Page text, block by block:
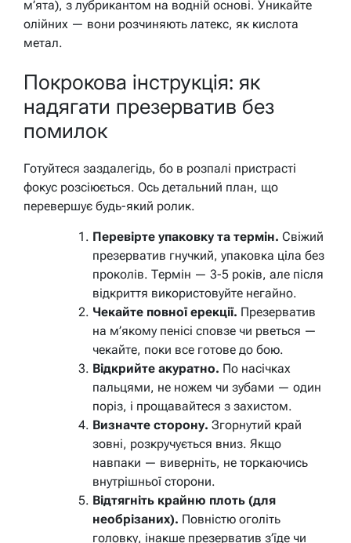
м’ята), з лубрикантом на водній основі. Уникайте
олійних — вони розчиняють латекс, як кислота
метал.
Покрокова інструкція: як
надягати презерватив без
помилок
Готуйтеся заздалегідь, бо в розпалі пристрасті
фокус розсіюється. Ось детальний план, що
перевершує будь-який ролик.
Перевірте упаковку та термін. Свіжий
презерватив гнучкий, упаковка ціла без
проколів. Термін — 3-5 років, але після
відкриття використовуйте негайно.
Чекайте повної ерекції. Презерватив
на м’якому пенісі сповзе чи рветься —
чекайте, поки все готове до бою.
Відкрийте акуратно. По насічках
пальцями, не ножем чи зубами — один
поріз, і прощавайтеся з захистом.
Визначте сторону. Згорнутий край
зовні, розкручується вниз. Якщо
навпаки — виверніть, не торкаючись
внутрішньої сторони.
Відтягніть крайню плоть (для
необрізаних). Повністю оголіть
головку, інакше презерватив з’їде чи